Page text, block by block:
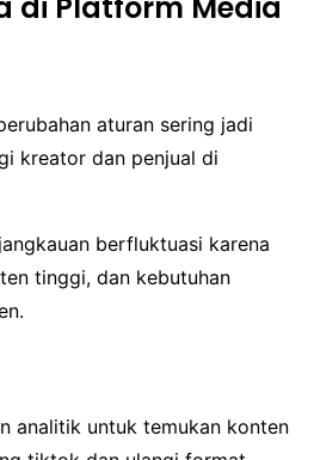
aturan sering jadi
kreator dan penjual di
jangkauan berfluktuasi karena
tinggi, dan kebutuhan
analitik untuk temukan konten